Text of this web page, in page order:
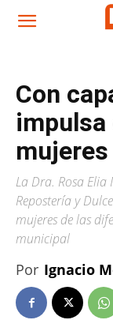
Con
impulsa
La Dra. Rosa
Repostería y
mujeres de las
municipal
Por Ignacio